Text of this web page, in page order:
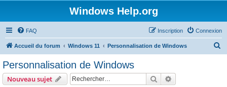
Windows Help.org
FAQ Connexion
Inscription
Accueil du forum Windows 11 Personnalisation de Windows
Personnalisation de Windows
Nouveau sujet Rechercher